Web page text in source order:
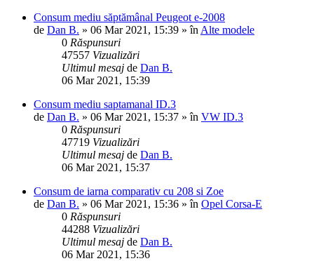
Consum mediu săptămânal Peugeot e-2008
de Dan B. » 06 Mar 2021, 15:39 » în Alte modele
0 Răspunsuri
47557 Vizualizări
Ultimul mesaj de Dan B.
06 Mar 2021, 15:39
Consum mediu saptamanal ID.3
de Dan B. » 06 Mar 2021, 15:37 » în VW ID.3
0 Răspunsuri
47719 Vizualizări
Ultimul mesaj de Dan B.
06 Mar 2021, 15:37
Consum de iarna comparativ cu 208 si Zoe
de Dan B. » 06 Mar 2021, 15:36 » în Opel Corsa-E
0 Răspunsuri
44288 Vizualizări
Ultimul mesaj de Dan B.
06 Mar 2021, 15:36